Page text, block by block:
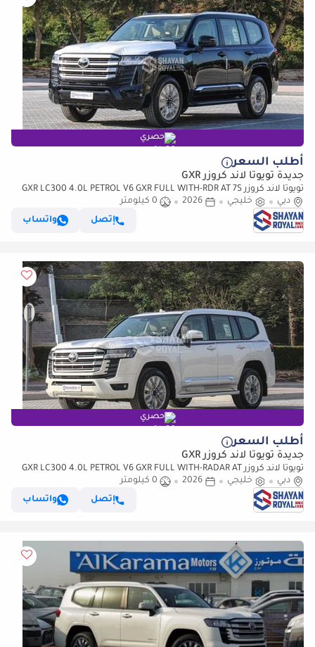
حصري
أطلب السعر
جديدة تويوتا لاند كروزر GXR
تويوتا لاند كروزر GXR LC300 4.0L PETROL V6 GXR FULL WITH-RDR AT 7S
2026MY
دبي خليجي 2026
0 كيلومتر
إتصل
واتساب
حصري
أطلب السعر
جديدة تويوتا لاند كروزر GXR
تويوتا لاند كروزر GXR LC300 4.0L PETROL V6 GXR FULL WITH-RADAR AT
7S 2026MY
دبي خليجي 2026
0 كيلومتر
إتصل
واتساب